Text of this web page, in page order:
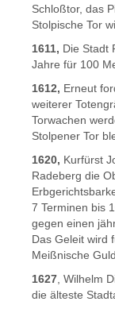
Schloßtor, das
Stolpische Tor
1611, Die Stadt
Jahre für 100
1612, Erneut
weiterer
Torwachen
Stolpener Tor
1620, Kurfürst
Radeberg die
7 Terminen bis
gegen einen
Das Geleit wird
Meißnische
1627 , Wilhelm
die älteste